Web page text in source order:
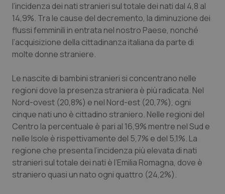
l’incidenza dei nati stranieri sul totale dei nati dal 4,8 al
14,9%. Tra le cause del decremento, la diminuzione dei
flussi femminili in entrata nel nostro Paese, nonché
l’acquisizione della cittadinanza italiana da parte di
molte donne straniere.
Le nascite di bambini stranieri si concentrano nelle
regioni dove la presenza straniera è più radicata. Nel
Nord-ovest (20,8%) e nel Nord-est (20,7%), ogni
cinque nati uno è cittadino straniero. Nelle regioni del
Centro la percentuale è pari al 16,9% mentre nel Sud e
nelle Isole è rispettivamente del 5,7% e del 5,1%. La
regione che presenta l’incidenza più elevata di nati
stranieri sul totale dei nati è l’Emilia Romagna, dove è
straniero quasi un nato ogni quattro (24,2%).